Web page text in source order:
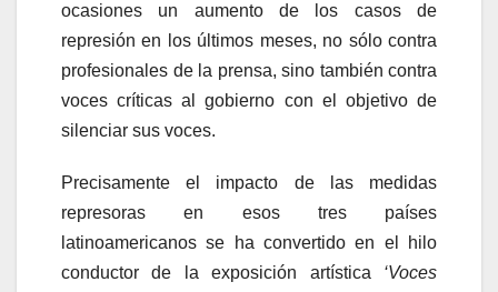
ocasiones un aumento de los casos de
represión en los últimos meses, no sólo contra
profesionales de la prensa, sino también contra
voces críticas al gobierno con el objetivo de
silenciar sus voces.
Precisamente el impacto de las medidas
represoras en esos tres países
latinoamericanos se ha convertido en el hilo
conductor de la exposición artística ‘Voces